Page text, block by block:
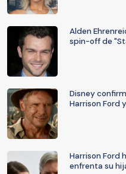
Alden
spin-off de
Disney
Harrison Ford
Harrison Ford
enfrenta su